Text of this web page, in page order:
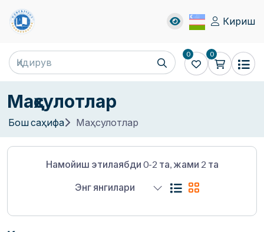
Кириш
0 0
Маҳсулотлар
Бош саҳифа Маҳсулотлар
Намойиш этилаябди 0-2 та, жами 2 та
Энг янгилари